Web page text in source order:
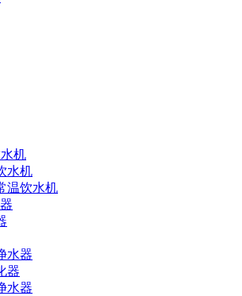
机
水机
温饮水机
水器
器
水器